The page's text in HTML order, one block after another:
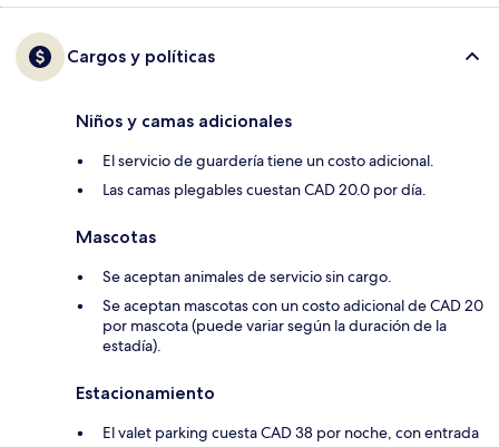
Cargos y políticas
Niños y camas adicionales
El servicio de guardería tiene un costo adicional.
Las camas plegables cuestan CAD 20.0 por día.
Mascotas
Se aceptan animales de servicio sin cargo.
Se aceptan mascotas con un costo adicional de CAD 20
por mascota (puede variar según la duración de la
estadía).
Estacionamiento
El valet parking cuesta CAD 38 por noche, con entrada